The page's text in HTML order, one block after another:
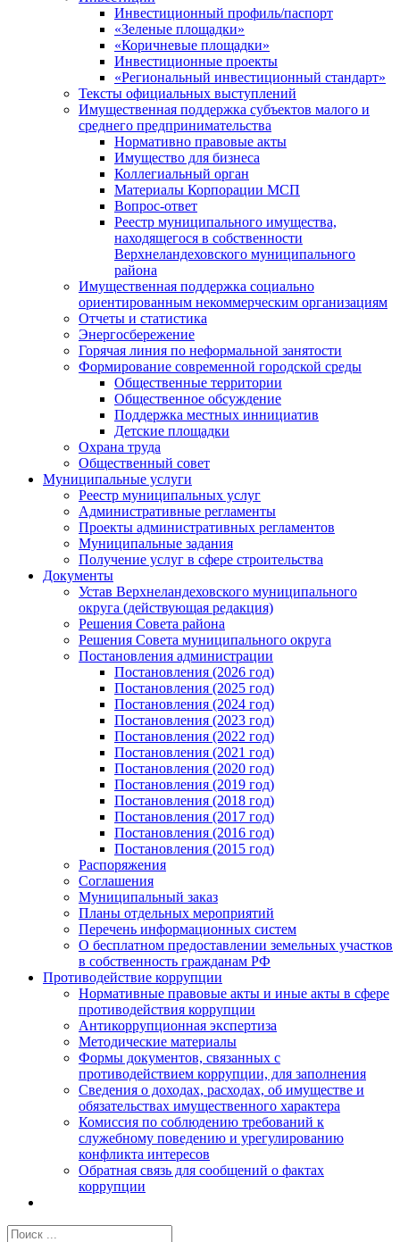
Инвестиционный профиль/паспорт
«Зеленые площадки»
«Коричневые площадки»
Инвестиционные проекты
«Региональный инвестиционный стандарт»
Тексты официальных выступлений
Имущественная поддержка субъектов малого и
среднего предпринимательства
Нормативно правовые акты
Имущество для бизнеса
Коллегиальный орган
Материалы Корпорации МСП
Вопрос-ответ
Реестр муниципального имущества,
находящегося в собственности
Верхнеландеховского муниципального
района
Имущественная поддержка социально
ориентированным некоммерческим организациям
Отчеты и статистика
Энергосбережение
Горячая линия по неформальной занятости
Формирование современной городской среды
Общественные территории
Общественное обсуждение
Поддержка местных иннициатив
Детские площадки
Охрана труда
Общественный совет
Муниципальные услуги
Реестр муниципальных услуг
Административные регламенты
Проекты административных регламентов
Муниципальные задания
Получение услуг в сфере строительства
Документы
Устав Верхнеландеховского муниципального
округа (действующая редакция)
Решения Совета района
Решения Совета муниципального округа
Постановления администрации
Постановления (2026 год)
Постановления (2025 год)
Постановления (2024 год)
Постановления (2023 год)
Постановления (2022 год)
Постановления (2021 год)
Постановления (2020 год)
Постановления (2019 год)
Постановления (2018 год)
Постановления (2017 год)
Постановления (2016 год)
Постановления (2015 год)
Распоряжения
Соглашения
Муниципальный заказ
Планы отдельных мероприятий
Перечень информационных систем
О бесплатном предоставлении земельных участков
в собственность гражданам РФ
Противодействие коррупции
Нормативные правовые акты и иные акты в сфере
противодействия коррупции
Антикоррупционная экспертиза
Методические материалы
Формы документов, связанных с
противодействием коррупции, для заполнения
Сведения о доходах, расходах, об имуществе и
обязательствах имущественного характера
Комиссия по соблюдению требований к
служебному поведению и урегулированию
конфликта интересов
Обратная связь для сообщений о фактах
коррупции
Результат